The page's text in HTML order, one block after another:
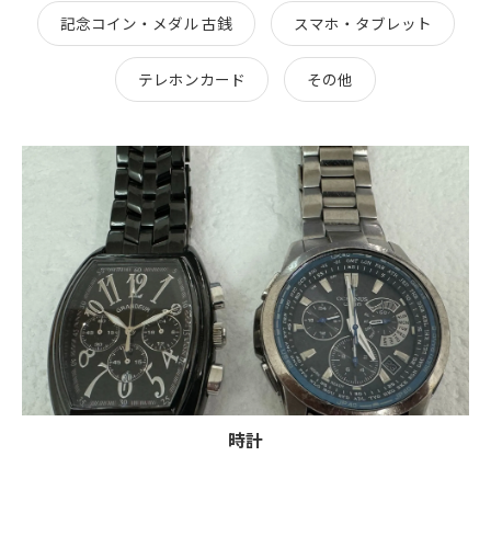
記念コイン・メダル 古銭 スマホ・タブレット
テレホンカード その他
時計